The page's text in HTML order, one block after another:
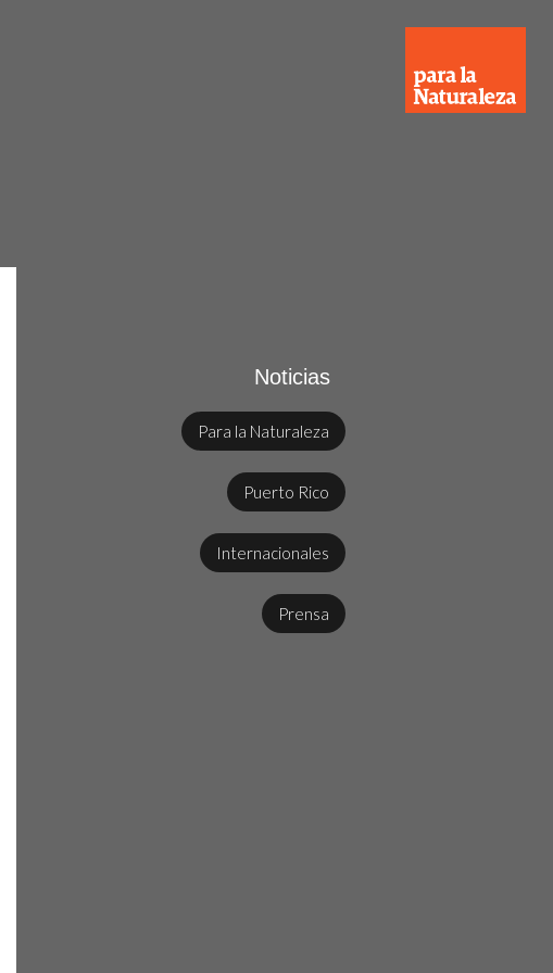
Noticias
Para la Naturaleza
Puerto Rico
Internacionales
Prensa